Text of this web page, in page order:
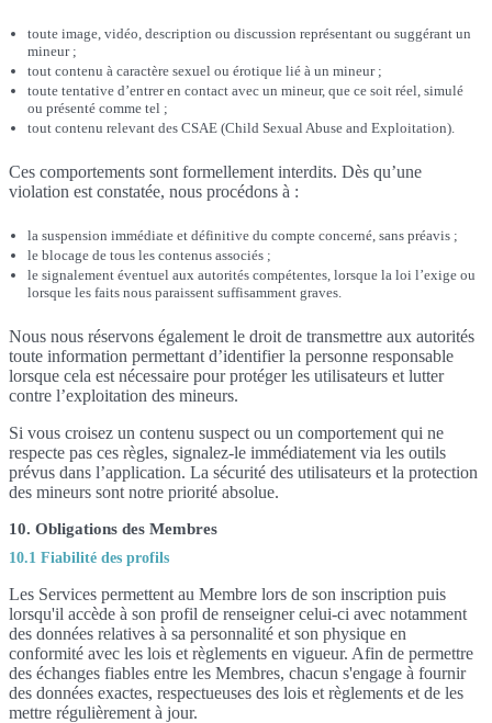
toute image, vidéo, description ou discussion représentant ou suggérant un
mineur ;
tout contenu à caractère sexuel ou érotique lié à un mineur ;
toute tentative d’entrer en contact avec un mineur, que ce soit réel, simulé
ou présenté comme tel ;
tout contenu relevant des CSAE (Child Sexual Abuse and Exploitation).
Ces comportements sont formellement interdits. Dès qu’une
violation est constatée, nous procédons à :
la suspension immédiate et définitive du compte concerné, sans préavis ;
le blocage de tous les contenus associés ;
le signalement éventuel aux autorités compétentes, lorsque la loi l’exige ou
lorsque les faits nous paraissent suffisamment graves.
Nous nous réservons également le droit de transmettre aux autorités
toute information permettant d’identifier la personne responsable
lorsque cela est nécessaire pour protéger les utilisateurs et lutter
contre l’exploitation des mineurs.
Si vous croisez un contenu suspect ou un comportement qui ne
respecte pas ces règles, signalez-le immédiatement via les outils
prévus dans l’application. La sécurité des utilisateurs et la protection
des mineurs sont notre priorité absolue.
10. Obligations des Membres
10.1 Fiabilité des profils
Les Services permettent au Membre lors de son inscription puis
lorsqu'il accède à son profil de renseigner celui-ci avec notamment
des données relatives à sa personnalité et son physique en
conformité avec les lois et règlements en vigueur. Afin de permettre
des échanges fiables entre les Membres, chacun s'engage à fournir
des données exactes, respectueuses des lois et règlements et de les
mettre régulièrement à jour.